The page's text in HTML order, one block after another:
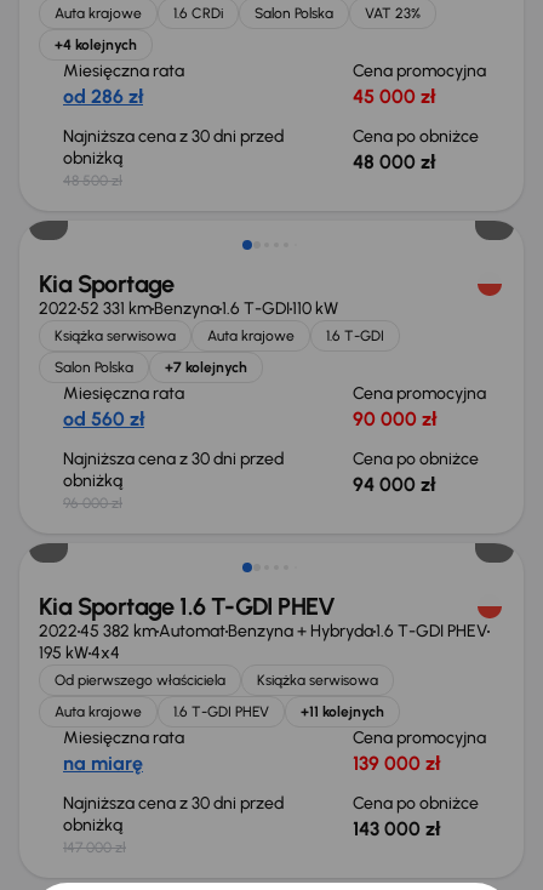
Auta krajowe 1.6 CRDi Salon Polska
VAT 23%
+4 kolejnych
Miesięczna rata
od 286 zł
Cena promocyjna
45 000 zł
Najniższa cena z 30 dni przed
obniżką
48 500 zł
Cena po obniżce
48 000 zł
Taniej o 2 000 zł
Kia Sportage
202252 331 kmBenzyna1.6 T-GDI110 kW
Książka serwisowa Auta krajowe
1.6 T-GDI
Salon Polska
+7 kolejnych
Miesięczna rata
od 560 zł
Cena promocyjna
90 000 zł
Najniższa cena z 30 dni przed
obniżką
96 000 zł
Cena po obniżce
94 000 zł
Taniej o 4 000 zł
Kia Sportage 1.6 T-GDI PHEV
202245 382 kmAutomatBenzyna + Hybryda1.6 T-GDI PHEV
195 kW4x4
Od pierwszego właściciela
Książka serwisowa
Auta krajowe
1.6 T-GDI PHEV +11 kolejnych
Miesięczna rata
na miarę
Cena promocyjna
139 000 zł
Najniższa cena z 30 dni przed
obniżką
147 000 zł
Cena po obniżce
143 000 zł